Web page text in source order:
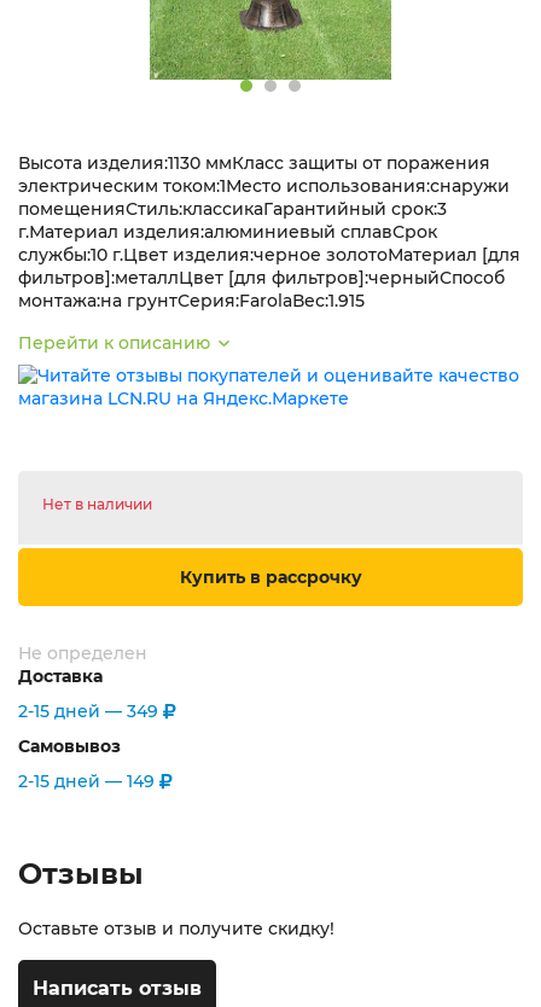
Высота изделия:1130 ммКласс защиты от поражения
электрическим током:1Место использования:снаружи
помещенияСтиль:классикаГарантийный срок:3
г.Материал изделия:алюминиевый сплавСрок
службы:10 г.Цвет изделия:черное золотоМатериал [для
фильтров]:металлЦвет [для фильтров]:черныйСпособ
монтажа:на грунтСерия:FarolaВес:1.915
Перейти к описанию
Нет в наличии
Купить в рассрочку
Не определен
Доставка
2-15 дней — 349
Самовывоз
2-15 дней — 149
Отзывы
Оставьте отзыв и получите скидку!
Написать отзыв